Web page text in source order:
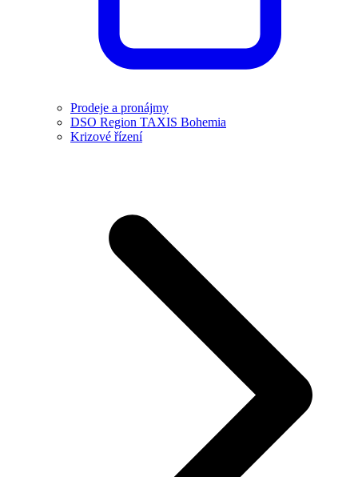
Prodeje a pronájmy
DSO Region TAXIS Bohemia
Krizové řízení